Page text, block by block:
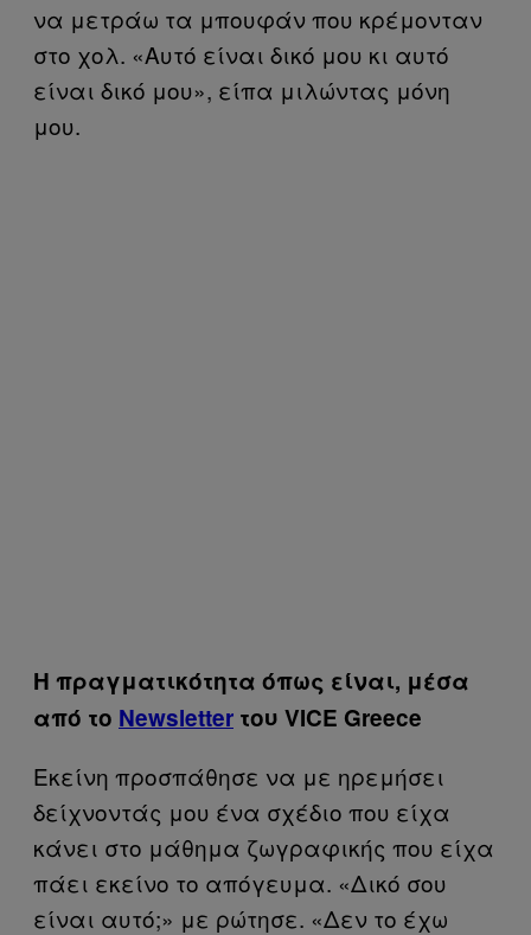
να μετράω τα μπουφάν που κρέμονταν
στο χολ. «Αυτό είναι δικό μου κι αυτό
είναι δικό μου», είπα μιλώντας μόνη
μου.
Η πραγματικότητα όπως είναι, μέσα
από το Newsletter του VICE Greece
Εκείνη προσπάθησε να με ηρεμήσει
δείχνοντάς μου ένα σχέδιο που είχα
κάνει στο μάθημα ζωγραφικής που είχα
πάει εκείνο το απόγευμα. «Δικό σου
είναι αυτό;» με ρώτησε. «Δεν το έχω